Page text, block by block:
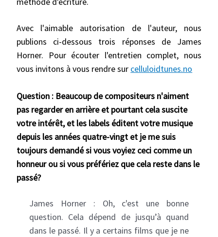
Avec l'aimable autorisation de l'auteur, nous
publions ci-dessous trois réponses de James
Horner. Pour écouter l'entretien complet, nous
vous invitons à vous rendre sur celluloidtunes.no
Question : Beaucoup de compositeurs n'aiment
pas regarder en arrière et pourtant cela suscite
votre intérêt, et les labels éditent votre musique
depuis les années quatre-vingt et je me suis
toujours demandé si vous voyiez ceci comme un
honneur ou si vous préfériez que cela reste dans le
passé?
James Horner : Oh, c'est une bonne
question. Cela dépend de jusqu’à quand
dans le passé. Il y a certains films que je ne